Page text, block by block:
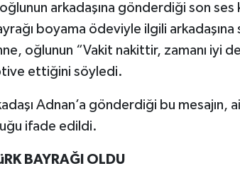
arkadaşına gönderdiği son ses
boyama ödeviyle ilgili arkadaşına
oğlunun “Vakit nakittir, zamanı iyi
ettiğini söyledi.
Adnan’a gönderdiği bu mesajın,
ifade edildi.
BAYRAĞI OLDU